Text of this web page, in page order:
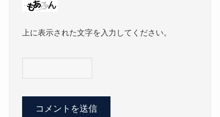
上に表示された文字を入力してください。